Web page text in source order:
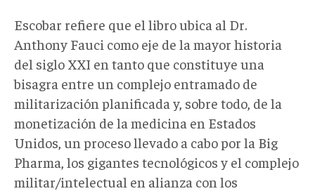
Escobar refiere que el libro ubica al Dr.
Anthony Fauci como eje de la mayor historia
del siglo XXI en tanto que constituye una
bisagra entre un complejo entramado de
militarización planificada y, sobre todo, de la
monetización de la medicina en Estados
Unidos, un proceso llevado a cabo por la Big
Pharma, los gigantes tecnológicos y el complejo
militar/intelectual en alianza con los